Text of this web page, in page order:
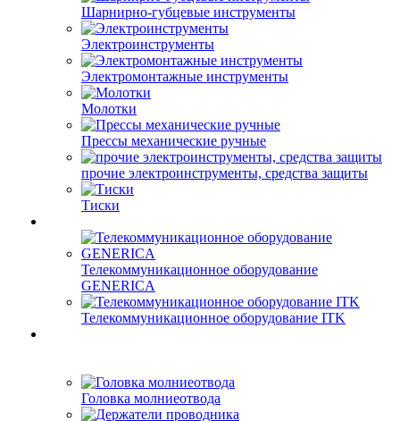
Шарнирно-губцевые инструменты
Электроинструменты
Электромонтажные инструменты
Молотки
Прессы механические ручные
прочие электроинструменты, средства защиты
Тиски
Телекоммуникационное оборудование
GENERICA
Телекоммуникационное оборудование ITK
Головка молниеотвода